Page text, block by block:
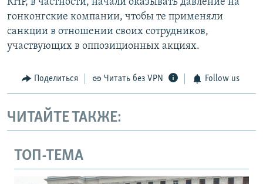
КНР, в частности, начали оказывать давление на
гонконгские компании, чтобы те применяли
санкции в отношении своих сотрудников,
участвующих в оппозиционных акциях.
Поделиться Читать без VPN Follow us
ЧИТАЙТЕ ТАКЖЕ:
ТОП-ТЕМА